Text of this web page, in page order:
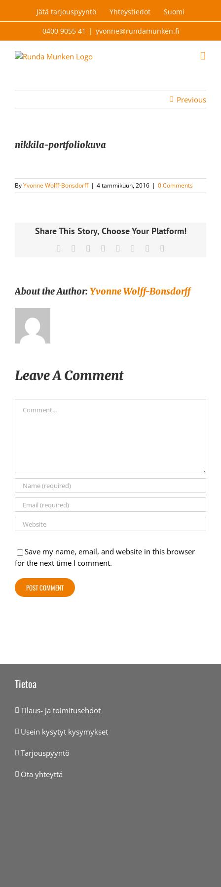
Jätä tarjouspyyntö Yhteystiedot Suomi
0400 9055 41 | yvonne@rundamunken.fi
Previous
nikkila-portfoliokuva
ByYvonne Wolff-Bonsdorff | 4 tammikuun, 2016 | 0 Comments
Share This Story, Choose Your Platform!
Facebook Reddit LinkedIn
TumblrPinterest
About the Author:Yvonne Wolff-Bonsdorff
Leave A Comment
Save my name, email, and website in this browser
for the next time I comment.
Tietoa
Tilaus- ja toimitusehdot
Usein kysytyt kysymykset
Tarjouspyyntö
Ota yhteyttä